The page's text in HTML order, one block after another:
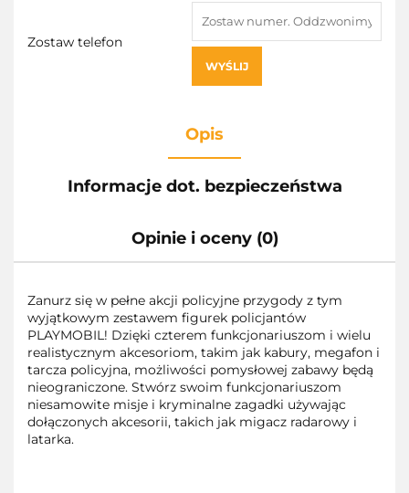
Zostaw telefon
WYŚLIJ
Opis
Informacje dot. bezpieczeństwa
Opinie i oceny (0)
Zanurz się w pełne akcji policyjne przygody z tym
wyjątkowym zestawem figurek policjantów
PLAYMOBIL! Dzięki czterem funkcjonariuszom i wielu
realistycznym akcesoriom, takim jak kabury, megafon i
tarcza policyjna, możliwości pomysłowej zabawy będą
nieograniczone. Stwórz swoim funkcjonariuszom
niesamowite misje i kryminalne zagadki używając
dołączonych akcesorii, takich jak migacz radarowy i
latarka.